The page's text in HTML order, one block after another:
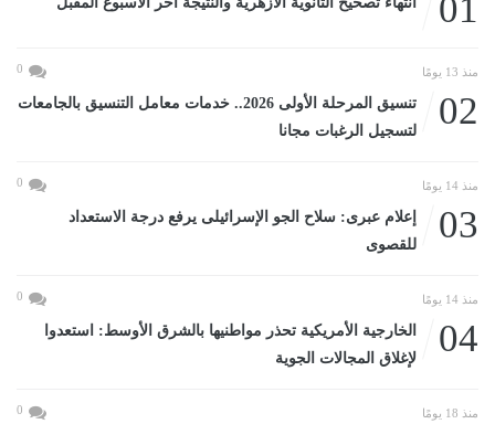
01
منذ 13 يومًا 0
02
تنسيق المرحلة الأولى 2026.. خدمات معامل التنسيق بالجامعات
لتسجيل الرغبات مجانا
منذ 14 يومًا 0
03
إعلام عبرى: سلاح الجو الإسرائيلى يرفع درجة الاستعداد
للقصوى
منذ 14 يومًا 0
04
الخارجية الأمريكية تحذر مواطنيها بالشرق الأوسط: استعدوا
لإغلاق المجالات الجوية
منذ 18 يومًا 0